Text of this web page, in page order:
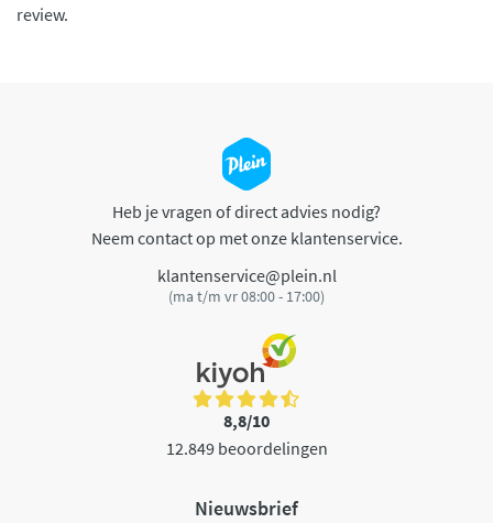
review.
Heb je vragen of direct advies nodig?
Neem contact op met onze klantenservice.
klantenservice@plein.nl
(ma t/m vr 08:00 - 17:00)
8,8/10
12.849 beoordelingen
Nieuwsbrief